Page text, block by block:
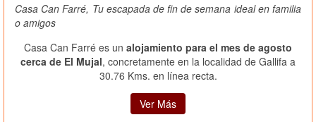
Casa Can Farré, Tu escapada de fin de semana ideal en familia
o amigos
Casa Can Farré es un alojamiento para el mes de agosto
cerca de El Mujal, concretamente en la localidad de Gallifa a
30.76 Kms. en línea recta.
Ver Más